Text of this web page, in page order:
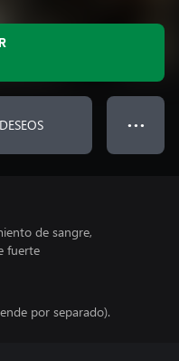
● ● ●
de sangre,
fuerte
por separado).